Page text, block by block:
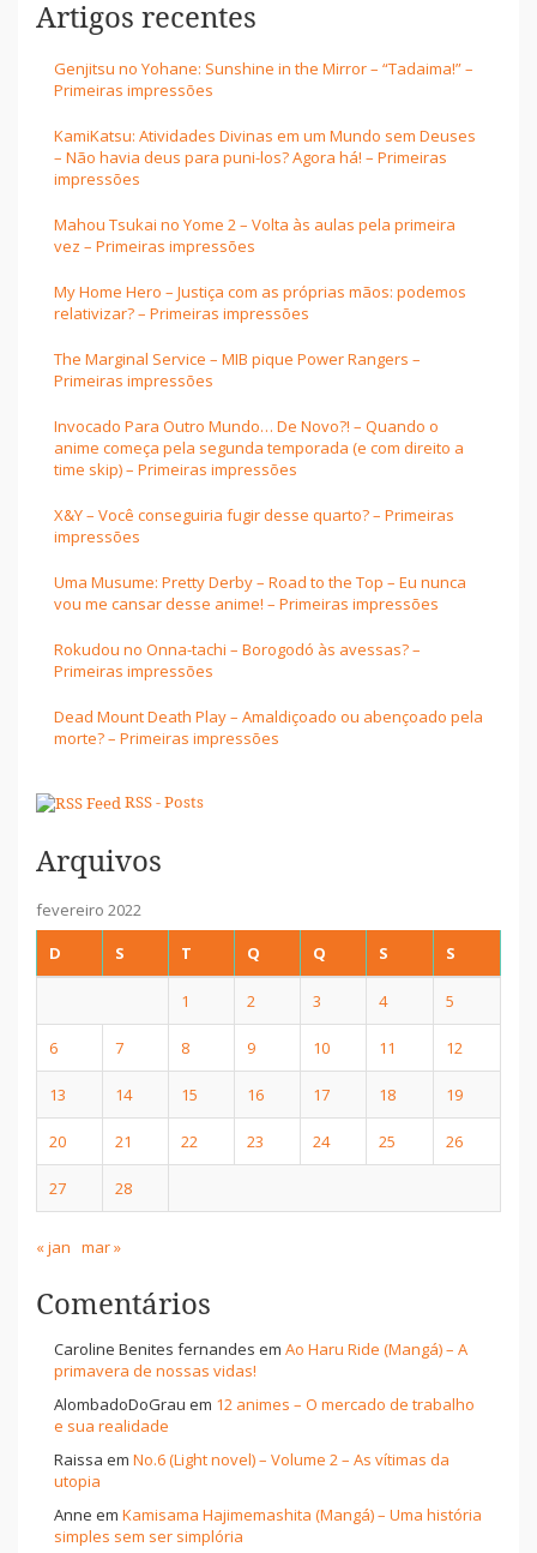
Artigos recentes
Genjitsu no Yohane: Sunshine in the Mirror – “Tadaima!” –
Primeiras impressões
KamiKatsu: Atividades Divinas em um Mundo sem Deuses
– Não havia deus para puni-los? Agora há! – Primeiras
impressões
Mahou Tsukai no Yome 2 – Volta às aulas pela primeira
vez – Primeiras impressões
My Home Hero – Justiça com as próprias mãos: podemos
relativizar? – Primeiras impressões
The Marginal Service – MIB pique Power Rangers –
Primeiras impressões
Invocado Para Outro Mundo… De Novo?! – Quando o
anime começa pela segunda temporada (e com direito a
time skip) – Primeiras impressões
X&Y – Você conseguiria fugir desse quarto? – Primeiras
impressões
Uma Musume: Pretty Derby – Road to the Top – Eu nunca
vou me cansar desse anime! – Primeiras impressões
Rokudou no Onna-tachi – Borogodó às avessas? –
Primeiras impressões
Dead Mount Death Play – Amaldiçoado ou abençoado pela
morte? – Primeiras impressões
RSS - Posts
Arquivos
fevereiro 2022
D
S T Q Q S S
1 2 3 4 5
6 7 8 9 10 11 12
13 14 15 16 17 18 19
20 21 22 23 24 25 26
27 28
« jan mar »
Comentários
Caroline Benites fernandes em Ao Haru Ride (Mangá) – A
primavera de nossas vidas!
AlombadoDoGrau em 12 animes – O mercado de trabalho
e sua realidade
Raissa em No.6 (Light novel) – Volume 2 – As vítimas da
utopia
Anne em Kamisama Hajimemashita (Mangá) – Uma história
simples sem ser simplória